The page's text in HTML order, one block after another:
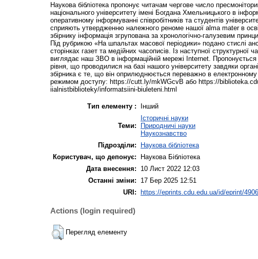
Наукова бібліотека пропонує читачам чергове число
національного університету імені Богдана Хмельницького в
оперативному інформуванні співробітників та студентів
сприяють утвердженню належного реноме нашої alma mater в
збірнику інформація згрупована за хронологічно-галузевим
Під рубрикою «На шпальтах масової періодики» подано стислі
сторінках газет та медійних часописів. Із наступної структурної
виглядає наш ЗВО в інформаційній мережі Internet. Пропонується
рівня, що проводилися на базі нашого університету завдяки
збірника є те, що він оприлюднюється переважно в електронному
режимом доступу: https://cutt.ly/mkWGcvB або https://
iialnistbiblioteky/informatsiini-biuleteni.html
Тип елементу : Інший
Теми:
Історичні науки
Природничі науки
Наукознавство
Підрозділи:
Наукова бібліотека
Користувач, що депонує:
Наукова Бібліотека
Дата внесення:
10 Лист 2022 12:03
Останні зміни:
17 Бер 2025 12:51
URI: https://eprints.cdu.edu.ua/id/eprint/4906
Actions (login required)
Перегляд елементу